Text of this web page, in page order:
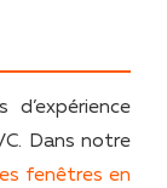
Dans notre
les fenêtres en